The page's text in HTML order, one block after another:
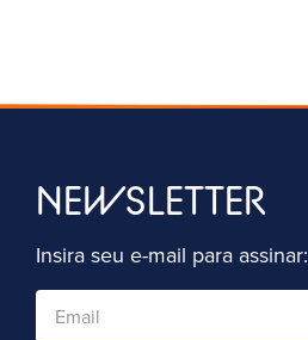
NEWSLETTER
Insira seu e-mail para assinar: